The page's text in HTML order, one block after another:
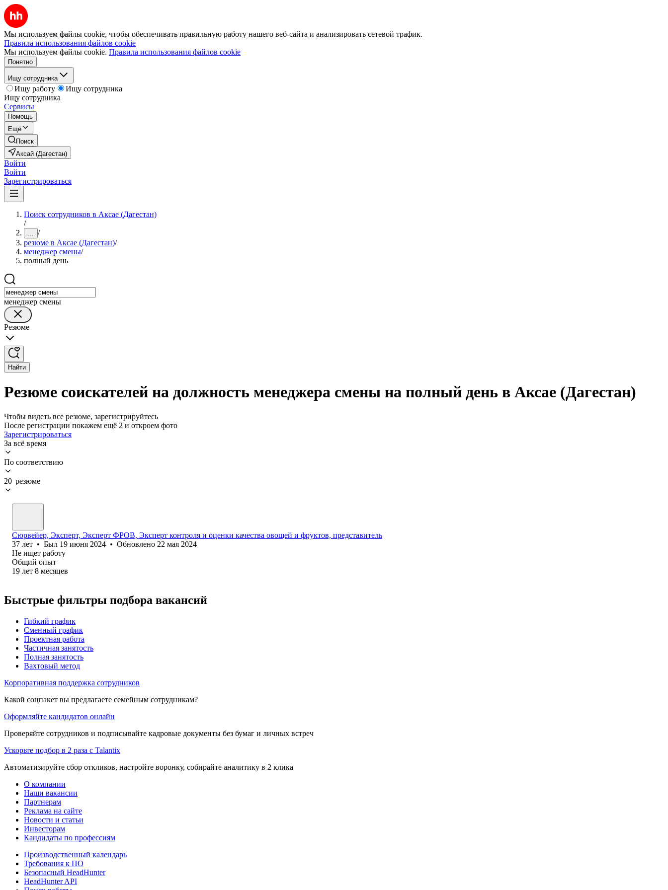
Мы используем файлы cookie, чтобы обеспечивать правильную работу нашего веб-сайта и анализировать сетевой трафик.
Правила использования файлов cookie
Мы используем файлы cookie. Правила использования файлов cookie
Понятно
Ищу сотрудника
Ищу работу
Ищу сотрудника
Ищу сотрудника
Сервисы
Помощь
Ещё
Поиск
Аксай (Дагестан)
Войти
Войти
Зарегистрироваться
Поиск сотрудников в Аксае (Дагестан)
/
... /
резюме в Аксае (Дагестан)/
менеджер смены/
полный день
менеджер смены
Резюме
Найти
Резюме соискателей на должность менеджера смены на полный день в Аксае (Дагестан)
Чтобы видеть все резюме, зарегистрируйтесь
После регистрации покажем ещё 2 и откроем фото
Зарегистрироваться
За всё время
По соответствию
20 резюме
Сюрвейер, Эксперт, Эксперт ФРОВ, Эксперт контроля и оценки качества овощей и фруктов, представитель
37 лет • Был 19 июня 2024 • Обновлено 22 мая 2024
Не ищет работу
Общий опыт
19 лет 8 месяцев
Быстрые фильтры подбора вакансий
Гибкий график
Сменный график
Проектная работа
Частичная занятость
Полная занятость
Вахтовый метод
Корпоративная поддержка сотрудников
Какой соцпакет вы предлагаете семейным сотрудникам?
Оформляйте кандидатов онлайн
Проверяйте сотрудников и подписывайте кадровые документы без бумаг и личных встреч
Ускорьте подбор в 2 раза с Talantix
Автоматизируйте сбор откликов, настройте воронку, собирайте аналитику в 2 клика
О компании
Наши вакансии
Партнерам
Реклама на сайте
Новости и статьи
Инвесторам
Кандидаты по профессиям
Производственный календарь
Требования к ПО
Безопасный HeadHunter
HeadHunter API